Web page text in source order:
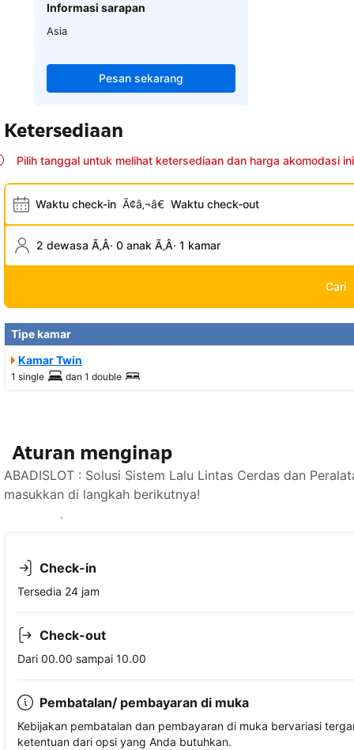
Informasi sarapan
Asia
Pesan sekarang
Ketersediaan
Pilih tanggal untuk melihat ketersediaan dan harga akomodasi ini
Waktu check-in Ã¢â‚¬â€ Waktu check-out
2 dewasa Ã‚Â· 0 anak Ã‚Â· 1 kamar
Cari
Tipe kamar
Kamar Twin
1 single dan 1 double
Aturan menginap
ABADISLOT : Solusi Sistem Lalu Lintas Cerdas dan
masukkan di langkah berikutnya!
Lihat ketersediaan
Check-in
Tersedia 24 jam
Check-out
Dari 00.00 sampai 10.00
Pembatalan/ pembayaran di muka
Kebijakan pembatalan dan pembayaran di muka bervariasi
ketentuan dari opsi yang Anda butuhkan.